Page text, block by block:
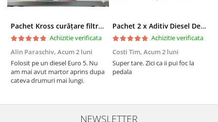
Pachet Kross curățare filtru particule DPF și etanșare ulei 250 ml + 250 ml
Achizitie verificata
Alin Paraschiv, Acum 2 luni
Folosit pe un diesel Euro 5. Nu
am mai avut martor aprins dupa
cateva drumuri mai lungi.
Pachet 2 x Aditiv Diesel Detox Premium Kross - Curățare Completă, +5 Puncte Cetanic & Protecție DPF/EGR
Achizitie verificata
Costi Tim, Acum 2 luni
Super tare. Zici ca ii pui foc la
pedala
NEWSLETTER